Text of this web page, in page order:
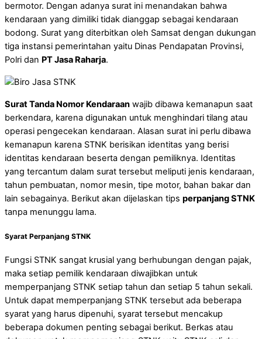
bermotor. Dengan adanya surat ini menandakan bahwa
kendaraan yang dimiliki tidak dianggap sebagai kendaraan
bodong. Surat yang diterbitkan oleh Samsat dengan dukungan
tiga instansi pemerintahan yaitu Dinas Pendapatan Provinsi,
Polri dan PT Jasa Raharja.
Surat Tanda Nomor Kendaraan wajib dibawa kemanapun saat
berkendara, karena digunakan untuk menghindari tilang atau
operasi pengecekan kendaraan. Alasan surat ini perlu dibawa
kemanapun karena STNK berisikan identitas yang berisi
identitas kendaraan beserta dengan pemiliknya. Identitas
yang tercantum dalam surat tersebut meliputi jenis kendaraan,
tahun pembuatan, nomor mesin, tipe motor, bahan bakar dan
lain sebagainya. Berikut akan dijelaskan tips perpanjang STNK
tanpa menunggu lama.
Syarat Perpanjang STNK
Fungsi STNK sangat krusial yang berhubungan dengan pajak,
maka setiap pemilik kendaraan diwajibkan untuk
memperpanjang STNK setiap tahun dan setiap 5 tahun sekali.
Untuk dapat memperpanjang STNK tersebut ada beberapa
syarat yang harus dipenuhi, syarat tersebut mencakup
beberapa dokumen penting sebagai berikut. Berkas atau